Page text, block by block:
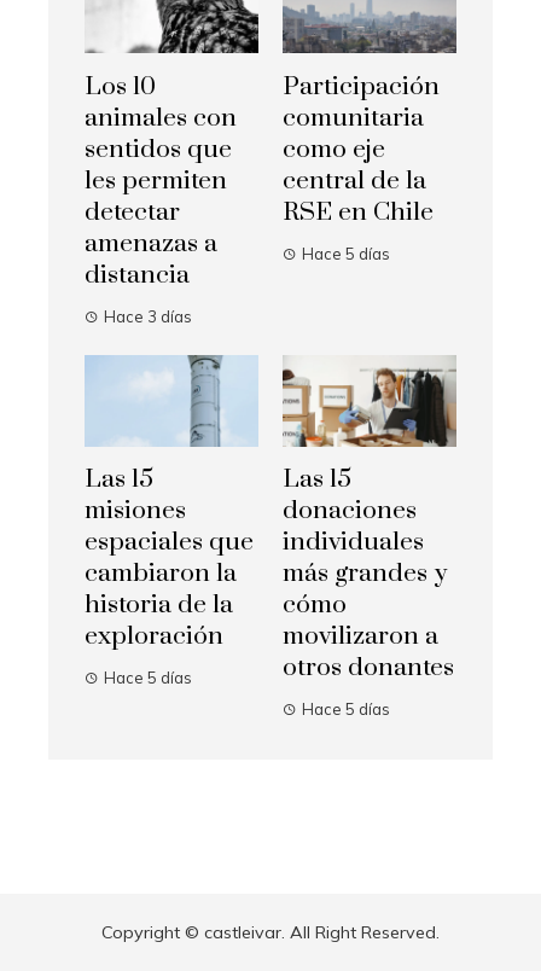
Los 10
animales con
sentidos que
les permiten
detectar
amenazas a
distancia
Hace 3 días
Participación
comunitaria
como eje
central de la
RSE en Chile
Hace 5 días
Las 15
misiones
espaciales que
cambiaron la
historia de la
exploración
Hace 5 días
Las 15
donaciones
individuales
más grandes y
cómo
movilizaron a
otros donantes
Hace 5 días
Copyright © castleivar. All Right Reserved.